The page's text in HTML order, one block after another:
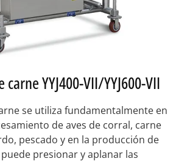
YYJ400-VII/YYJ600-VII
se utiliza fundamentalmente en
de aves de corral, carne
pescado y en la producción de
presionar y aplanar las